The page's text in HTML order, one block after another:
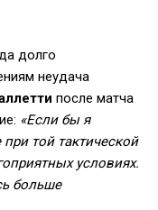
долго
неудача
после матча
«Если бы я
той тактической
условиях.
больше